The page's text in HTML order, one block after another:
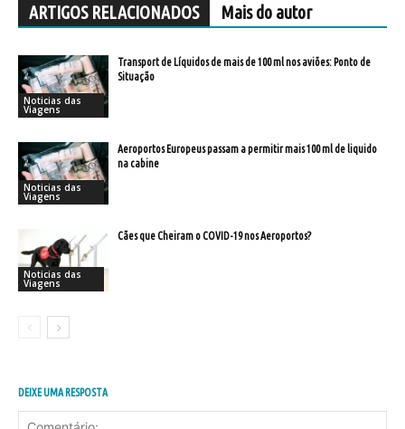
ARTIGOS RELACIONADOS Mais do autor
Noticias das
Viagens
Transport de Líquidos de mais de 100 ml nos aviões: Ponto de
Situação
Noticias das
Viagens
Aeroportos Europeus passam a permitir mais 100 ml de liquido
na cabine
Noticias das
Viagens
Cães que Cheiram o COVID-19 nos Aeroportos?
DEIXE UMA RESPOSTA